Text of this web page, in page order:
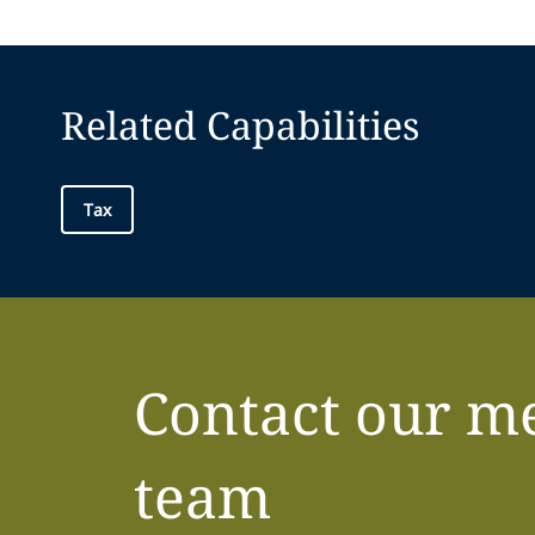
Related Capabilities
Tax
Contact our
team